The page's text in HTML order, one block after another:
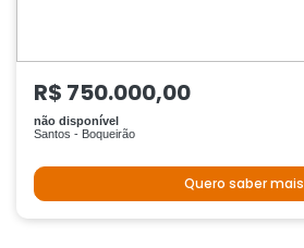
R$ 750.000,00
não disponível
Santos - Boqueirão
Quero saber mais